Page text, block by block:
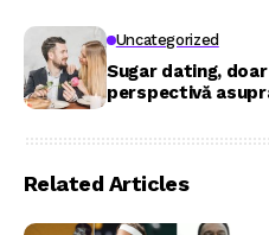
Uncategorized
Sugar dating,
perspectivă
Related Articles